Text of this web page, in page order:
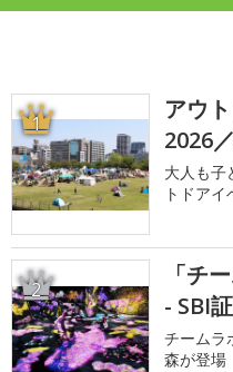
1
アウ
2026
大人も子
トドアイ
2
「チ
- SBI
チームラ
森が登場